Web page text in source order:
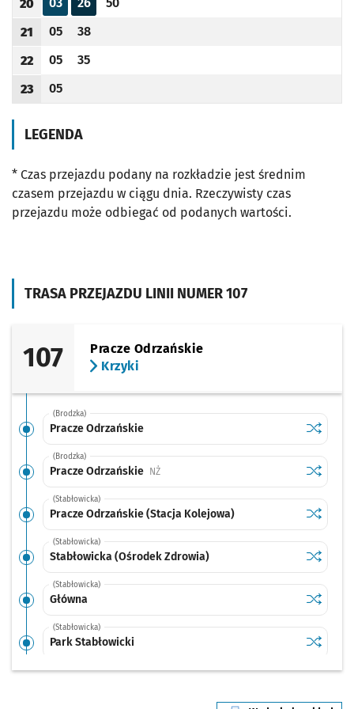
TRASA PRZEJAZDU LINII NUMER 107
107
Pracze Odrzańskie
Krzyki
(Brodzka)
Pracze Odrzańskie Sprawdź
Pracze
(Brodzka)
Pracze Odrzańskie NŻPrzystanek na życzenie Sprawdź
Pracze
(Stabłowicka)
Pracze Odrzańskie (Stacja Kolejowa) Sprawdź
Pracze
(Stabłowicka)
Stabłowicka (Ośrodek Zdrowia) Sprawdź
(Stabłowicka)
Główna Sprawdź
Główna
(Stabłowicka)
Park Stabłowicki Sprawdź
Park
(Stabłowicka)
Godzina odjazdu
20
Odjazd
minut po godzinie 20
Odjazd
minut po godzinie 20
Odjazd
minut po godzinie 20
Godzina odjazdu
21
Odjazd
05
minut po godzinie 21
Odjazd
38
minut po godzinie 21
Godzina odjazdu
22
Odjazd
05
minut po godzinie 22
Odjazd
35
minut po godzinie 22
Godzina odjazdu
23
Odjazd
05
minut po godzinie 23
LEGENDA
* Czas przejazdu podany na rozkładzie jest średnim
czasem przejazdu w ciągu dnia. Rzeczywisty czas
przejazdu może odbiegać od podanych wartości.